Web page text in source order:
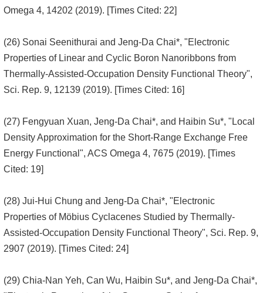
Omega 4, 14202 (2019). [Times Cited: 22]
(26) Sonai Seenithurai and Jeng-Da Chai*, "Electronic
Properties of Linear and Cyclic Boron Nanoribbons from
Thermally-Assisted-Occupation Density Functional Theory",
Sci. Rep. 9, 12139 (2019). [Times Cited: 16]
(27) Fengyuan Xuan, Jeng-Da Chai*, and Haibin Su*, "Local
Density Approximation for the Short-Range Exchange Free
Energy Functional", ACS Omega 4, 7675 (2019). [Times
Cited: 19]
(28) Jui-Hui Chung and Jeng-Da Chai*, "Electronic
Properties of Möbius Cyclacenes Studied by Thermally-
Assisted-Occupation Density Functional Theory", Sci. Rep. 9,
2907 (2019). [Times Cited: 24]
(29) Chia-Nan Yeh, Can Wu, Haibin Su*, and Jeng-Da Chai*,